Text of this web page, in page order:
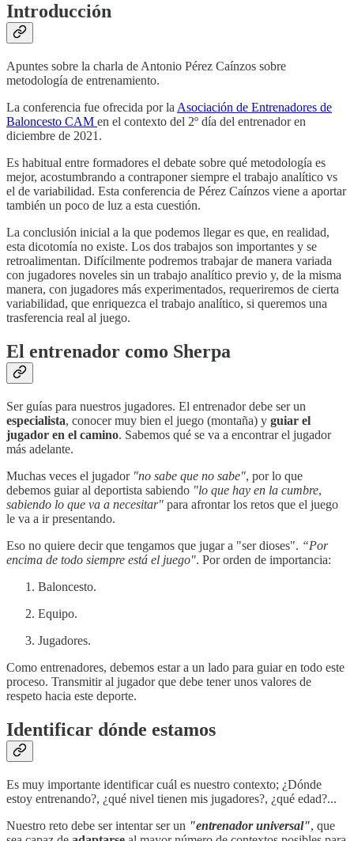
Introducción
Apuntes sobre la charla de Antonio Pérez Caínzos sobre
metodología de entrenamiento.
La conferencia fue ofrecida por la Asociación de Entrenadores de
Baloncesto CAM en el contexto del 2º día del entrenador en
diciembre de 2021.
Es habitual entre formadores el debate sobre qué metodología es
mejor, acostumbrando a contraponer siempre el trabajo analítico vs
el de variabilidad. Esta conferencia de Pérez Caínzos viene a aportar
también un poco de luz a esta cuestión.
La conclusión inicial a la que podemos llegar es que, en realidad,
esta dicotomía no existe. Los dos trabajos son importantes y se
retroalimentan. Difícilmente podremos trabajar de manera variada
con jugadores noveles sin un trabajo analítico previo y, de la misma
manera, con jugadores más experimentados, requeriremos de cierta
variabilidad, que enriquezca el trabajo analítico, si queremos una
trasferencia real al juego.
El entrenador como Sherpa
Ser guías para nuestros jugadores. El entrenador debe ser un
especialista, conocer muy bien el juego (montaña) y guiar el
jugador en el camino. Sabemos qué se va a encontrar el jugador
más adelante.
Muchas veces el jugador "no sabe que no sabe", por lo que
debemos guiar al deportista sabiendo "lo que hay en la cumbre,
sabiendo lo que va a necesitar" para afrontar los retos que el juego
le va a ir presentando.
Eso no quiere decir que tengamos que jugar a "ser dioses". “Por
encima de todo siempre está el juego". Por orden de importancia:
Baloncesto.
Equipo.
Jugadores.
Como entrenadores, debemos estar a un lado para guiar en todo este
proceso. Transmitir al jugador que debe tener unos valores de
respeto hacia este deporte.
Identificar dónde estamos
Es muy importante identificar cuál es nuestro contexto; ¿Dónde
estoy entrenando?, ¿qué nivel tienen mis jugadores?, ¿qué edad?...
Nuestro reto debe ser intentar ser un "entrenador universal", que